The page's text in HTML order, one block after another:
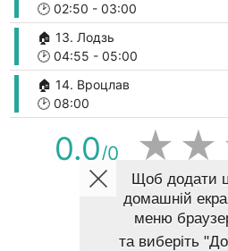
🕑02:50 - 03:00
🏠 13. Лодзь
🕑04:55 - 05:00
🏠 14. Вроцлав
🕑08:00
0.0/0 ★ ★
ПОКАЗАТИ
Щоб додати
домашній
меню
та виберіть